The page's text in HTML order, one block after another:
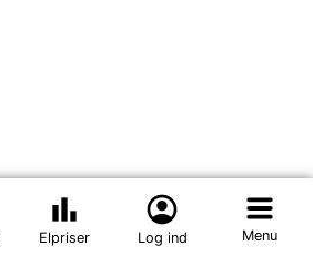
bar_chart
Elpriser
account_circle
Log ind Menu